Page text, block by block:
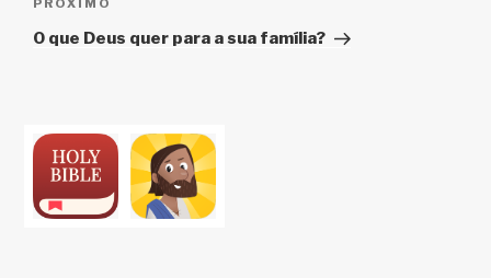
Próximo
post
PRÓXIMO
O que Deus quer para a sua família?